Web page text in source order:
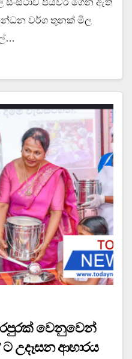
සංස්ථාව පියවර ගෙන ඇති
වර්ග තුනක් මිල
වෙනුවෙන්
උදෑසන ආහාරය